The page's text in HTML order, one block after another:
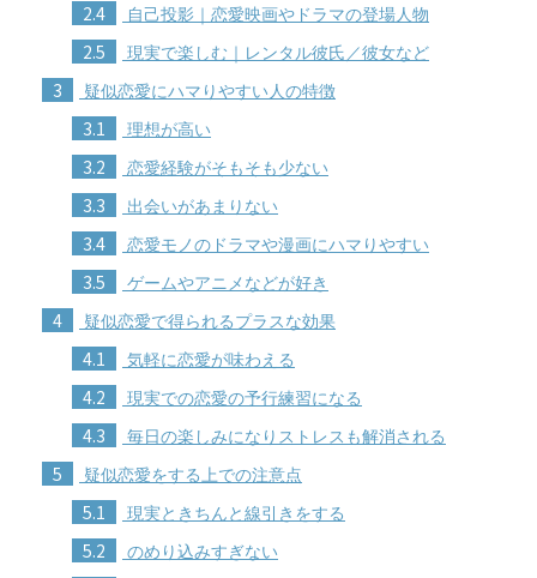
2.4 自己投影｜恋愛映画やドラマの登場人物
2.5 現実で楽しむ｜レンタル彼氏／彼女など
3 疑似恋愛にハマりやすい人の特徴
3.1 理想が高い
3.2 恋愛経験がそもそも少ない
3.3 出会いがあまりない
3.4 恋愛モノのドラマや漫画にハマりやすい
3.5 ゲームやアニメなどが好き
4 疑似恋愛で得られるプラスな効果
4.1 気軽に恋愛が味わえる
4.2 現実での恋愛の予行練習になる
4.3 毎日の楽しみになりストレスも解消される
5 疑似恋愛をする上での注意点
5.1 現実ときちんと線引きをする
5.2 のめり込みすぎない